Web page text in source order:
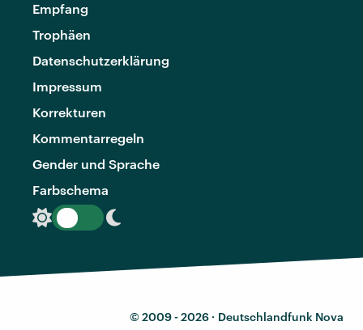
Empfang
Trophäen
Datenschutzerklärung
Impressum
Korrekturen
Kommentarregeln
Gender und Sprache
Farbschema
© 2009 - 2026 · Deutschlandfunk Nova